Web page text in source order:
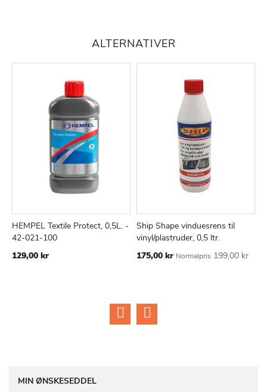
ALTERNATIVER
Læg i kurv
TILFØJSAMMENLIGN
HEMPEL Textile Protect, 0,5L. -
42-021-100
129,00 kr
Læg i kurv
TILFØJ
ØNSKE
Ship Shape vinduesrens til
vinyl/plastruder, 0,5 ltr.
Tilbudspris
175,00 kr Normalpris 199,00 kr
MIN ØNSKESEDDEL